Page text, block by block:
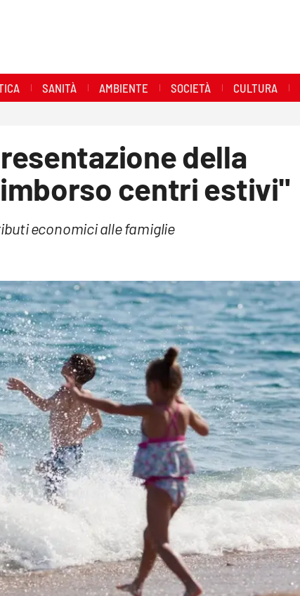
SANITÀ AMBIENTE SOCIETÀ CULTURA
della
centri estivi"
economici alle famiglie